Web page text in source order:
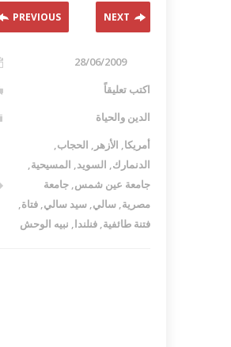
PREVIOUS NEXT
28/06/2009
اكتب تعليقاً
الدين والحياة
أمريكا, الأزهر , الحجاب,
الدنمارك, السويد, المسيحية,
جامعة عين شمس, جامعة
مصرية, سالي, سيد سالي, فتاة,
فتنة طائفية, فنلندا, نبيه الوحش